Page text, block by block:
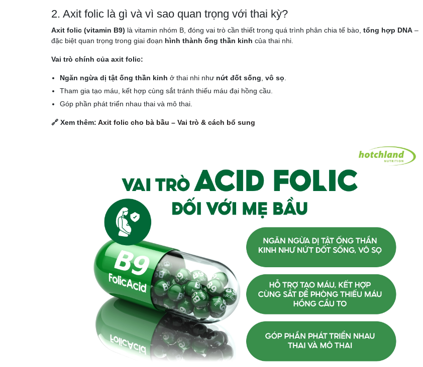
2. Axit folic là gì và vì sao quan trọng với thai kỳ?
Axit folic (vitamin B9) là vitamin nhóm B, đóng vai trò cần thiết trong quá trình phân chia tế bào, tổng hợp DNA –
đặc biệt quan trọng trong giai đoạn hình thành ống thần kinh của thai nhi.
Vai trò chính của axit folic:
Ngăn ngừa dị tật ống thần kinh ở thai nhi như nứt đốt sống vô sọ
Tham gia tạo máu, kết hợp cùng sắt tránh thiếu máu đại hồng cầu.
Góp phần phát triển nhau thai và mô thai.
🔗 Xem thêm: Axit folic cho bà bầu – Vai trò & cách bổ sung